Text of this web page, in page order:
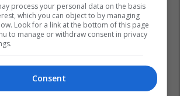
Balotazhi 2021 Kqz
process your personal data on the basis
which you can object to by managing
Look for a link at the bottom of this page
to manage or withdraw consent in privacy
Consent